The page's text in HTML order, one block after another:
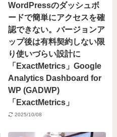
WordPressのダッシュボ
ードで簡単にアクセスを確
認できない。バージョンア
ップ後は有料契約しない限
り使いづらい設計に
「ExactMetrics」Google
Analytics Dashboard for
WP (GADWP)
「ExactMetrics」
2025/10/08